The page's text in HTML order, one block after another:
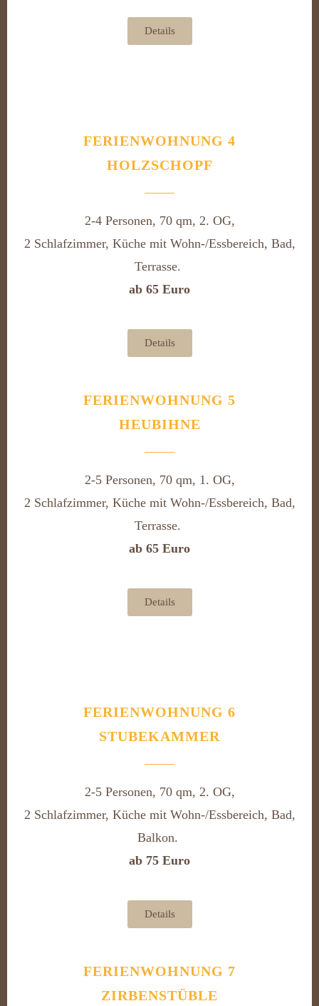
Details
FERIENWOHNUNG 4
HOLZSCHOPF
2-4 Personen, 70 qm, 2. OG,
2 Schlafzimmer, Küche mit Wohn-/Essbereich, Bad,
Terrasse.
ab 65 Euro
Details
FERIENWOHNUNG 5
HEUBIHNE
2-5 Personen, 70 qm, 1. OG,
2 Schlafzimmer, Küche mit Wohn-/Essbereich, Bad,
Terrasse.
ab 65 Euro
Details
FERIENWOHNUNG 6
STUBEKAMMER
2-5 Personen, 70 qm, 2. OG,
2 Schlafzimmer, Küche mit Wohn-/Essbereich, Bad,
Balkon.
ab 75 Euro
Details
FERIENWOHNUNG 7
ZIRBENSTÜBLE